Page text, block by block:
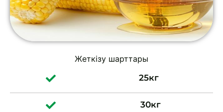
Жеткізу шарттары
25кг
30кг